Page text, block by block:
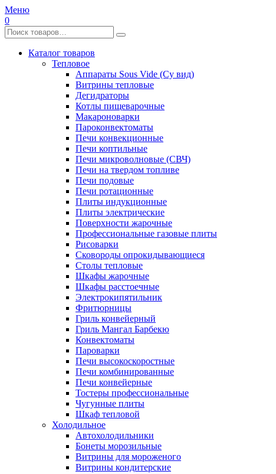
Меню
0
Каталог товаров
Тепловое
Аппараты Sous Vide (Су вид)
Витрины тепловые
Дегидраторы
Котлы пищеварочные
Макароноварки
Пароконвектоматы
Печи конвекционные
Печи коптильные
Печи микроволновые (СВЧ)
Печи на твердом топливе
Печи подовые
Печи ротационные
Плиты индукционные
Плиты электрические
Поверхности жарочные
Профессиональные газовые плиты
Рисоварки
Сковороды опрокидывающиеся
Столы тепловые
Шкафы жарочные
Шкафы расстоечные
Электрокипятильник
Фритюрницы
Гриль конвейерный
Гриль Мангал Барбекю
Конвектоматы
Пароварки
Печи высокоскоростные
Печи комбинированные
Печи конвейерные
Тостеры профессиональные
Чугунные плиты
Шкаф тепловой
Холодильное
Автохолодильники
Бонеты морозильные
Витрины для мороженого
Витрины кондитерские